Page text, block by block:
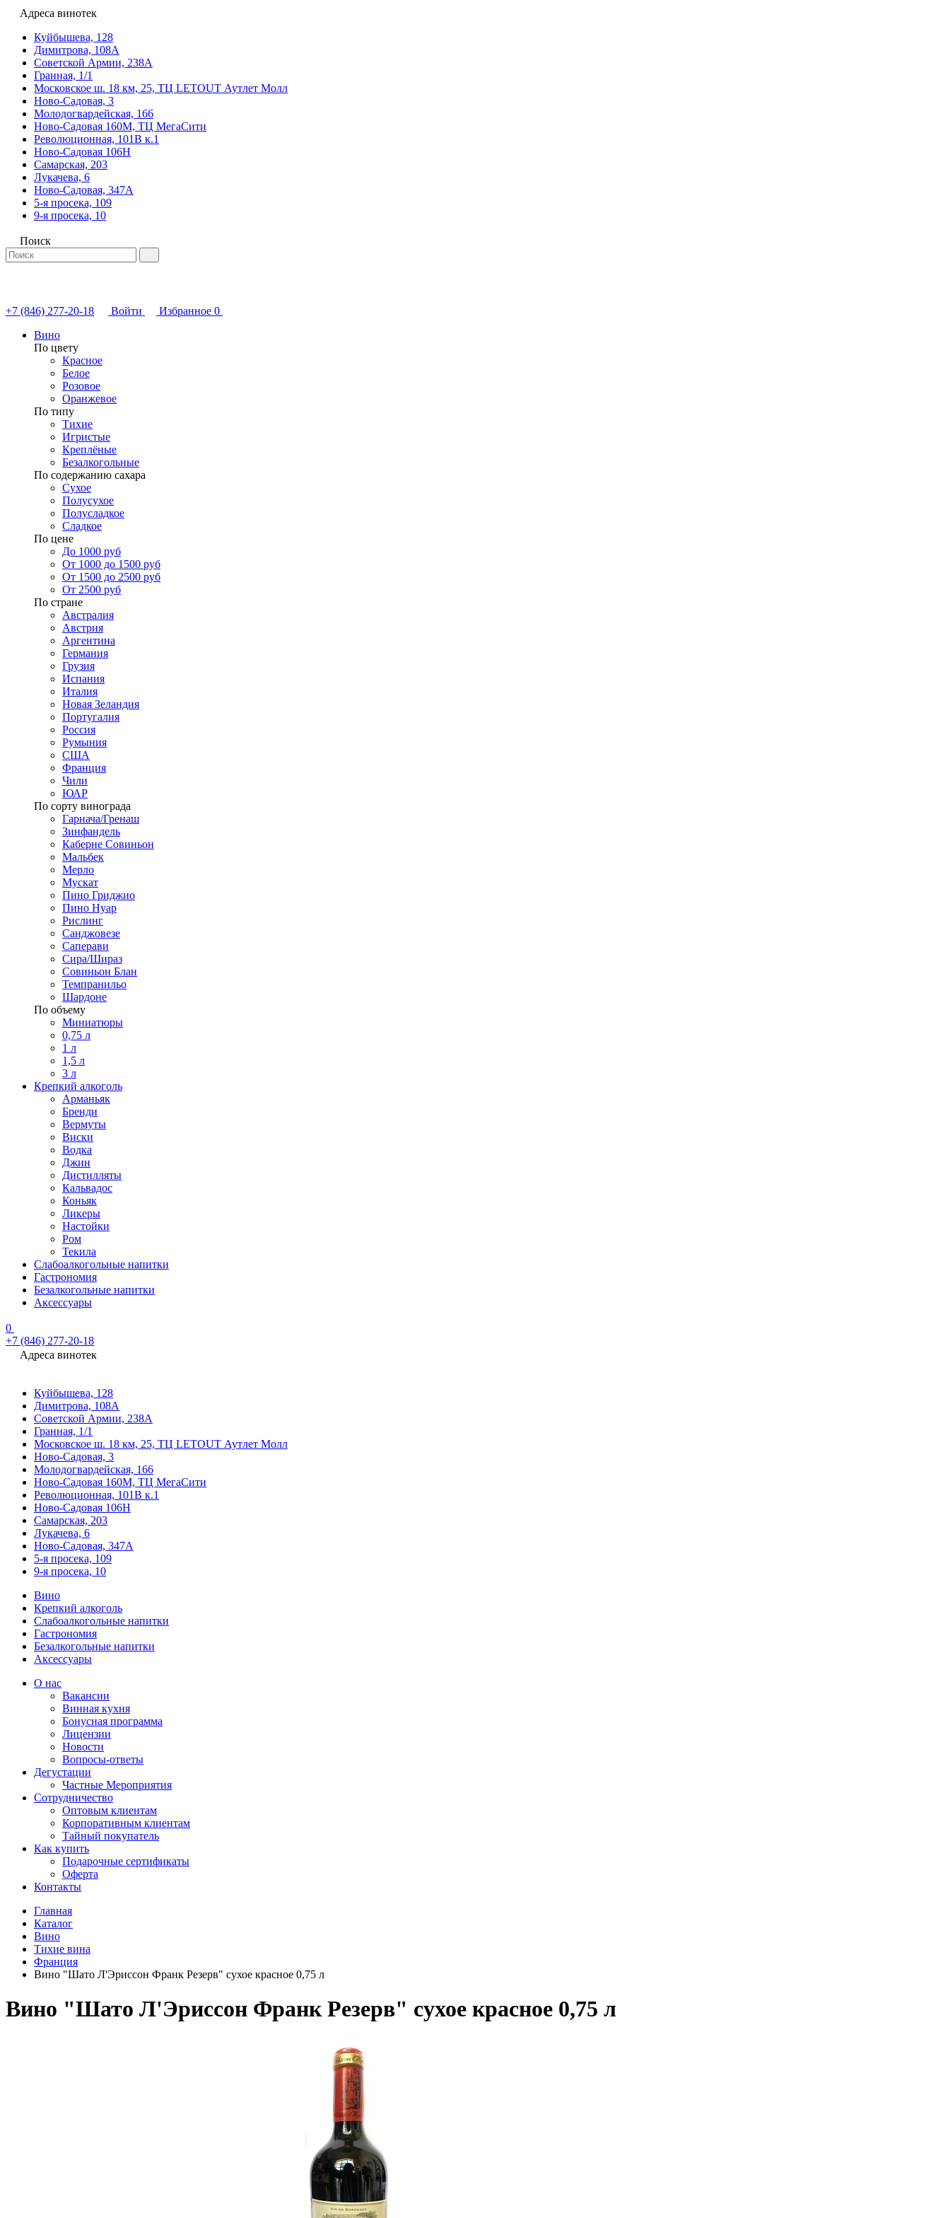
Адреса винотек
Куйбышева, 128
Димитрова, 108А
Советской Армии, 238А
Гранная, 1/1
Московское ш. 18 км, 25, ТЦ LETOUT Аутлет Молл
Ново-Садовая, 3
Молодогвардейская, 166
Ново-Садовая 160М, ТЦ МегаСити
Революционная, 101В к.1
Ново-Садовая 106Н
Самарская, 203
Лукачева, 6
Ново-Садовая, 347А
5-я просека, 109
9-я просека, 10
Поиск
+7 (846) 277-20-18 Войти Избранное 0
Вино
По цвету
Красное
Белое
Розовое
Оранжевое
По типу
Тихие
Игристые
Креплёные
Безалкогольные
По содержанию сахара
Сухое
Полусухое
Полусладкое
Сладкое
По цене
До 1000 руб
От 1000 до 1500 руб
От 1500 до 2500 руб
От 2500 руб
По стране
Австралия
Австрия
Аргентина
Германия
Грузия
Испания
Италия
Новая Зеландия
Португалия
Россия
Румыния
США
Франция
Чили
ЮАР
По сорту винограда
Гарнача/Гренаш
Зинфандель
Каберне Совиньон
Мальбек
Мерло
Мускат
Пино Гриджио
Пино Нуар
Рислинг
Санджовезе
Саперави
Сира/Шираз
Совиньон Блан
Темпранильо
Шардоне
По объему
Миниатюры
0,75 л
1 л
1,5 л
3 л
Крепкий алкоголь
Арманьяк
Бренди
Вермуты
Виски
Водка
Джин
Дистилляты
Кальвадос
Коньяк
Ликеры
Настойки
Ром
Текила
Слабоалкогольные напитки
Гастрономия
Безалкогольные напитки
Аксессуары
0
+7 (846) 277-20-18
Адреса винотек
Куйбышева, 128
Димитрова, 108А
Советской Армии, 238А
Гранная, 1/1
Московское ш. 18 км, 25, ТЦ LETOUT Аутлет Молл
Ново-Садовая, 3
Молодогвардейская, 166
Ново-Садовая 160М, ТЦ МегаСити
Революционная, 101В к.1
Ново-Садовая 106Н
Самарская, 203
Лукачева, 6
Ново-Садовая, 347А
5-я просека, 109
9-я просека, 10
Вино
Крепкий алкоголь
Слабоалкогольные напитки
Гастрономия
Безалкогольные напитки
Аксессуары
О нас
Вакансии
Винная кухня
Бонусная программа
Лицензии
Новости
Вопросы-ответы
Дегустации
Частные Мероприятия
Сотрудничество
Оптовым клиентам
Корпоративным клиентам
Тайный покупатель
Как купить
Подарочные сертификаты
Оферта
Контакты
Главная
Каталог
Вино
Тихие вина
Франция
Вино "Шато Л'Эриссон Франк Резерв" сухое красное 0,75 л
Вино "Шато Л'Эриссон Франк Резерв" сухое красное 0,75 л